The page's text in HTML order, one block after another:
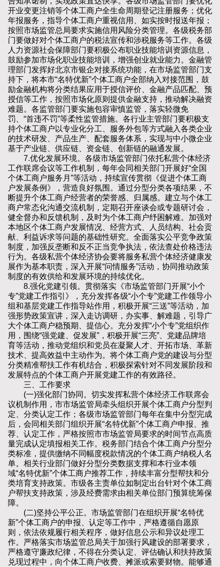
开业变更注销等个体工商户全生命周期登记注册服务；优化
年报服务，指导个体工商户重视信用、如实按时报送年报；
按照市场监管总局要求实施信用风险分类管理。各级税务部
门要做好对个体工商户的税法宣传和涉税服务等工作。各级
人力资源社会保障部门要积极公布职业技能培训资源信息，
鼓励参加市场化职业技能培训，增强创业就业能力。金融管
理部门发挥好北京市银企对接系统功能，在市场监管部门支
持下，将本市“名特优新”个体工商户全部纳入对接范围，鼓
励金融机构将分类结果应用于授信评价、金融产品匹配、预
授信等工作，按照市场化原则提供金融支持，推动解决融资
难题。各监管部门要实施包容审慎监管，落实轻微免
罚、“首违不罚”等柔性监管措施。各行业主管部门要积极支
持个体工商户以专业化分工、服务外包等方式融入各类企业
的技术研发、产品生产、配套服务体系，实现与中小微企业
基于产业链、供应链、资金链、创新链的融通发展。
7.优化发展环境。各级市场监管部门依托私营个体经济
工作联席会议等工作机制，每年会同相关部门开展好“全国
个体工商户服务月”等活动，持续宣传贯彻《促进个体工商
户发展条例》，营造良好氛围。通过分型分类各项结果，不
断提升个体工商户经营者的荣誉感、归属感。建立与个体工
商户常态化沟通交流机制，定期召开座谈会或专题研讨会，
健全督办和反馈机制，及时为个体工商户纾困解难。加强对
本地区个体工商户发展情况、经营方式、人员结构、社会贡
献、利益诉求等问题的基础性研究。全面落实公平竞争政策
制度，加强反垄断和反不正当竞争执法，依法查处价格违法
行为。各级私营个体经济协会要将服务私营个体经济健康发
展作为基本职责，深入开展“问情服务”活动，协同推动政策
制度的有效供给和发展环境的持续优化。
8.强化党建引领。贯彻落实《市场监管部门开展“小个
专”党建工作指引》，充分发挥各级“小个专”党建工作领导小
组和基层党建工作指导站作用，积极开展“三送”等活动，加
强形势政策宣讲，深入走访调研，办实事、解难题，引导广
大个体工商户稳预期、提信心。充分发挥“小个专”党组织作
用，围绕“强党建、促发展”，积极开展“三亮”、党建品牌培
育等活动，推动党组织和党员在凝聚人才、开拓市场、革新
技术、提高效益中主动作为。将个体工商户党的建设与分型
分类精准帮扶工作有机结合，积极探索针对不同发展阶段和
发展特点的个体工商户开展党建工作的有效路径。
三、工作要求
(一)强化部门协同。切实发挥私营个体经济工作联席会
议机制作用，市市场监管局牵头组织开展个体工商户分型判
定、分类认定工作；各级市场监管部门每年在集中分型完成
后，会同相关部门组织开展“名特优新”个体工商户申报、推
荐、认定工作，严格按照市市场监管局要求的时间节点高质
量完成认定填报相关工作。税务部门结合个体工商户分型分
类标准，提供缴纳不同幅度税款情况的个体工商户纳税人名
单。相关行业部门做好分型分类数据支撑和本行业本领
域“名特优新”个体工商户推荐工作，持续丰富分型帮扶和分
类培育支持政策。市级各主责单位如制定出台针对个体工商
户帮扶支持政策，涉及经费需求由相关单位部门预算统筹保
障。
(二)坚持公平公正。市场监管部门在组织开展“名特优
新”个体工商户的申报、认定等工作中，严格遵循自愿原
则，依法依规履行相关程序，做好信息公示和异议处理工
作。严格落实市场监管总局关于加强行风建设的部署要求，
严格遵守廉政纪律，不得在分类认定、评估确认和扶持政策
兑现过程中，向个体工商户收费、摊派或索要财物。能够通